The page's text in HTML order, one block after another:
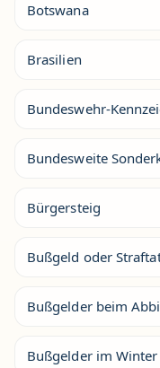
Botswana
Brasilien
Bundeswehr-
Bundesweite
Bürgersteig
Bußgeld oder
Bußgelder beim
Bußgelder im Winter